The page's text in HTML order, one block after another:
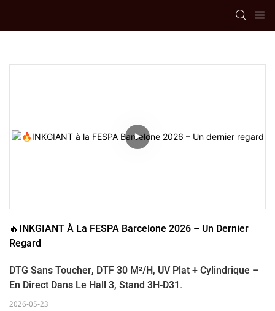
🔥INKGIANT À La FESPA Barcelone 2026 – Un Dernier
Regard
DTG Sans Toucher, DTF 30 M²/h, UV Plat + Cylindrique –
En Direct Dans Le Hall 3, Stand 3H-D31.
2026-05-23